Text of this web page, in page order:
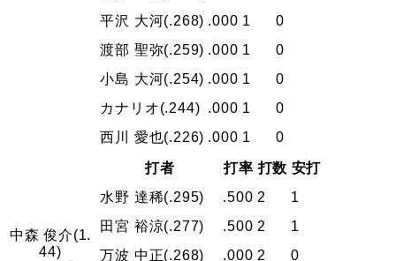
中森 俊介(1.
44)
平沢 大河(.268) .000 1
0
渡部 聖弥(.259) .000 1
0
小島 大河(.254) .000 1
0
カナリオ(.244) .000 1
0
西川 愛也(.226) .000 1 0
打者 打率 打数 安打
水野 達稀(.295) .500 2
1
田宮 裕涼(.277) .500 2
1
万波 中正(.268) .000 2
0